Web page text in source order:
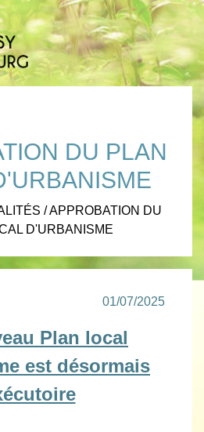
DU PLAN
/APPROBATION DU
D'URBANISME
01/07/2025
Plan local
est désormais